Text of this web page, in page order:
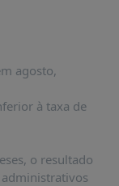
agosto,
à taxa de
o resultado